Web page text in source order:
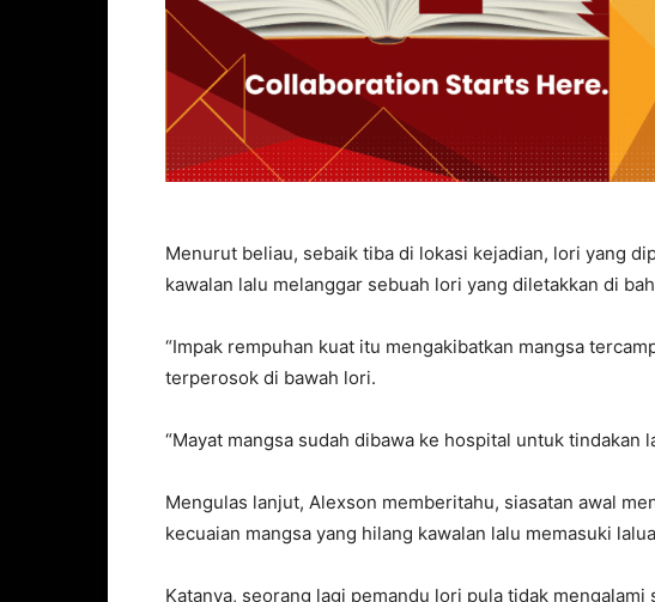
Menurut beliau, sebaik tiba di lokasi kejadian, lori yang
kawalan lalu melanggar sebuah lori yang diletakkan di
“Impak rempuhan kuat itu mengakibatkan mangsa
terperosok di bawah lori.
“Mayat mangsa sudah dibawa ke hospital untuk tindakan
Mengulas lanjut, Alexson memberitahu, siasatan awal
kecuaian mangsa yang hilang kawalan lalu memasuki
Katanya, seorang lagi pemandu lori pula tidak mengalami